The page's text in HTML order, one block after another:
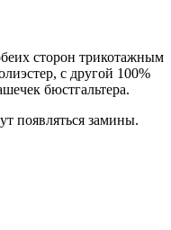
сторон трикотажным
с другой 100%
бюстгальтера.
появляться замины.